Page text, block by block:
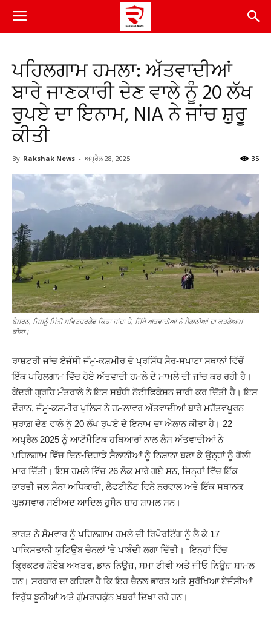
ਪਹਿਲਗਾਮ ਹਮਲਾ: ਅੱਤਵਾਦੀਆਂ
ਬਾਰੇ ਜਾਣਕਾਰੀ ਦੇਣ ਵਾਲੇ ਨੂੰ 20 ਲੱਖ
ਰੁਪਏ ਦਾ ਇਨਾਮ, NIA ਨੇ ਜਾਂਚ ਸ਼ੁਰੂ
ਕੀਤੀ
By Rakshak News - ਅਪ੍ਰੈਲ 28, 2025 35
ਬੈਸਰਨ, ਜਿਸਨੂੰ ਮਿੰਨੀ ਸਵਿਟਜ਼ਰਲੈਂਡ ਕਿਹਾ ਜਾਂਦਾ ਹੈ, ਜਿੱਥੇ ਅੱਤਵਾਦੀਆਂ ਨੇ ਸੈਲਾਨੀਆਂ ਦਾ ਕਤਲੇਆਮ
ਕੀਤਾ।
ਰਾਸ਼ਟਰੀ ਜਾਂਚ ਏਜੰਸੀ ਜੰਮੂ-ਕਸ਼ਮੀਰ ਦੇ ਪ੍ਰਸਿੱਧ ਸੈਰ-ਸਪਾਟਾ ਸਥਾਨਾਂ ਵਿੱਚੋਂ
ਇੱਕ ਪਹਿਲਗਾਮ ਵਿੱਚ ਹੋਏ ਅੱਤਵਾਦੀ ਹਮਲੇ ਦੇ ਮਾਮਲੇ ਦੀ ਜਾਂਚ ਕਰ ਰਹੀ ਹੈ।
ਕੇਂਦਰੀ ਗ੍ਰਹਿ ਮੰਤਰਾਲੇ ਨੇ ਇਸ ਸਬੰਧੀ ਨੋਟੀਫਿਕੇਸ਼ਨ ਜਾਰੀ ਕਰ ਦਿੱਤੀ ਹੈ। ਇਸ
ਦੌਰਾਨ, ਜੰਮੂ-ਕਸ਼ਮੀਰ ਪੁਲਿਸ ਨੇ ਹਮਲਾਵਰ ਅੱਤਵਾਦੀਆਂ ਬਾਰੇ ਮਹੱਤਵਪੂਰਨ
ਸੁਰਾਗ਼ ਦੇਣ ਵਾਲੇ ਨੂੰ 20 ਲੱਖ ਰੁਪਏ ਦੇ ਇਨਾਮ ਦਾ ਐਲਾਨ ਕੀਤਾ ਹੈ। 22
ਅਪ੍ਰੈਲ 2025 ਨੂੰ ਆਟੋਮੈਟਿਕ ਹਥਿਆਰਾਂ ਨਾਲ ਲੈਸ ਅੱਤਵਾਦੀਆਂ ਨੇ
ਪਹਿਲਗਾਮ ਵਿੱਚ ਦਿਨ-ਦਿਹਾੜੇ ਸੈਲਾਨੀਆਂ ਨੂੰ ਨਿਸ਼ਾਨਾ ਬਣਾ ਕੇ ਉਨ੍ਹਾਂ ਨੂੰ ਗੋਲੀ
ਮਾਰ ਦਿੱਤੀ। ਇਸ ਹਮਲੇ ਵਿੱਚ 26 ਲੋਕ ਮਾਰੇ ਗਏ ਸਨ, ਜਿਨ੍ਹਾਂ ਵਿੱਚ ਇੱਕ
ਭਾਰਤੀ ਜਲ ਸੈਨਾ ਅਧਿਕਾਰੀ, ਲੈਫਟੀਨੈਂਟ ਵਿਨੇ ਨਰਵਾਲ ਅਤੇ ਇੱਕ ਸਥਾਨਕ
ਘੁੜਸਵਾਰ ਸਈਅਦ ਆਦਿਲ ਹੁਸੈਨ ਸ਼ਾਹ ਸ਼ਾਮਲ ਸਨ।
ਭਾਰਤ ਨੇ ਸੋਮਵਾਰ ਨੂੰ ਪਹਿਲਗਾਮ ਹਮਲੇ ਦੀ ਰਿਪੋਰਟਿੰਗ ਨੂੰ ਲੈ ਕੇ 17
ਪਾਕਿਸਤਾਨੀ ਯੂਟਿਊਬ ਚੈਨਲਾਂ ‘ਤੇ ਪਾਬੰਦੀ ਲਗਾ ਦਿੱਤੀ। ਇਨ੍ਹਾਂ ਵਿੱਚ
ਕ੍ਰਿਕਟਰ ਸ਼ੋਏਬ ਅਖਤਰ, ਡਾਨ ਨਿਊਜ਼, ਸਮਾ ਟੀਵੀ ਅਤੇ ਜੀਓ ਨਿਊਜ਼ ਸ਼ਾਮਲ
ਹਨ। ਸਰਕਾਰ ਦਾ ਕਹਿਣਾ ਹੈ ਕਿ ਇਹ ਚੈਨਲ ਭਾਰਤ ਅਤੇ ਸੁਰੱਖਿਆ ਏਜੰਸੀਆਂ
ਵਿਰੁੱਧ ਝੂਠੀਆਂ ਅਤੇ ਗੁੰਮਰਾਹਕੁੰਨ ਖ਼ਬਰਾਂ ਦਿਖਾ ਰਹੇ ਹਨ।